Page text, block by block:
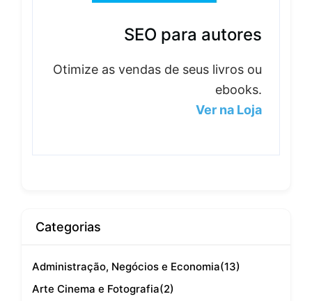
SEO para autores
Otimize as vendas de seus livros ou
ebooks.
Ver na Loja
Categorias
Administração, Negócios e Economia(13)
Arte Cinema e Fotografia(2)